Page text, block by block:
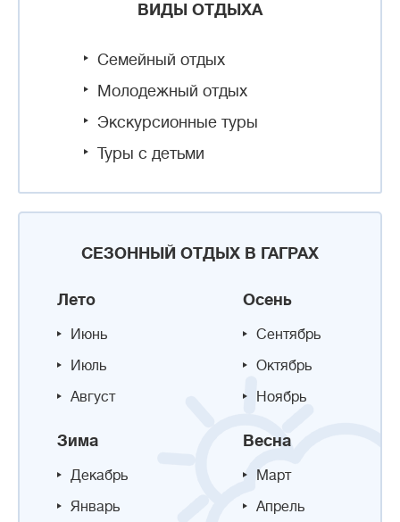
ВИДЫ ОТДЫХА
Семейный отдых
Молодежный отдых
Экскурсионные туры
Туры с детьми
СЕЗОННЫЙ ОТДЫХ В ГАГРАХ
Лето
Июнь
Июль
Август
Осень
Сентябрь
Октябрь
Ноябрь
Зима
Декабрь
Январь
Весна
Март
Апрель